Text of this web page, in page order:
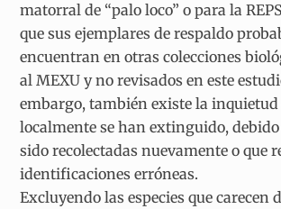
matorral de “palo loco” o para la
que sus ejemplares de respaldo
encuentran en otras colecciones
al MEXU y no revisados en este
embargo, también existe la inquietud
localmente se han extinguido,
sido recolectadas nuevamente o que
identificaciones erróneas.
Excluyendo las especies que carecen